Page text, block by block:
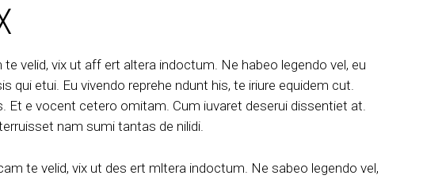
velid, vix ut aff ert altera indoctum. Ne habeo legendo vel, eu
qui etui. Eu vivendo reprehe ndunt his, te iriure equidem cut.
Et e vocent cetero omitam. Cum iuvaret deserui dissentiet at.
nam sumi tantas de nilidi.
te velid, vix ut des ert mltera indoctum. Ne sabeo legendo vel,